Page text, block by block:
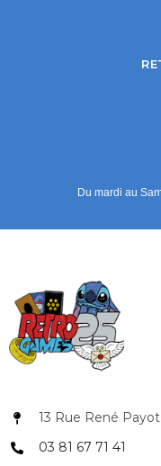
Du mardi au
13 Rue René
03 81 67 71 41